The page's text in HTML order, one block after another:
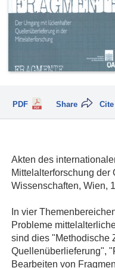
PDF Cite
Share
Akten des
Mittelalterforschung der
Wissenschaften, Wien,
In vier
Probleme
sind dies "Methodische
Quellenüberlieferung",
Bearbeiten von